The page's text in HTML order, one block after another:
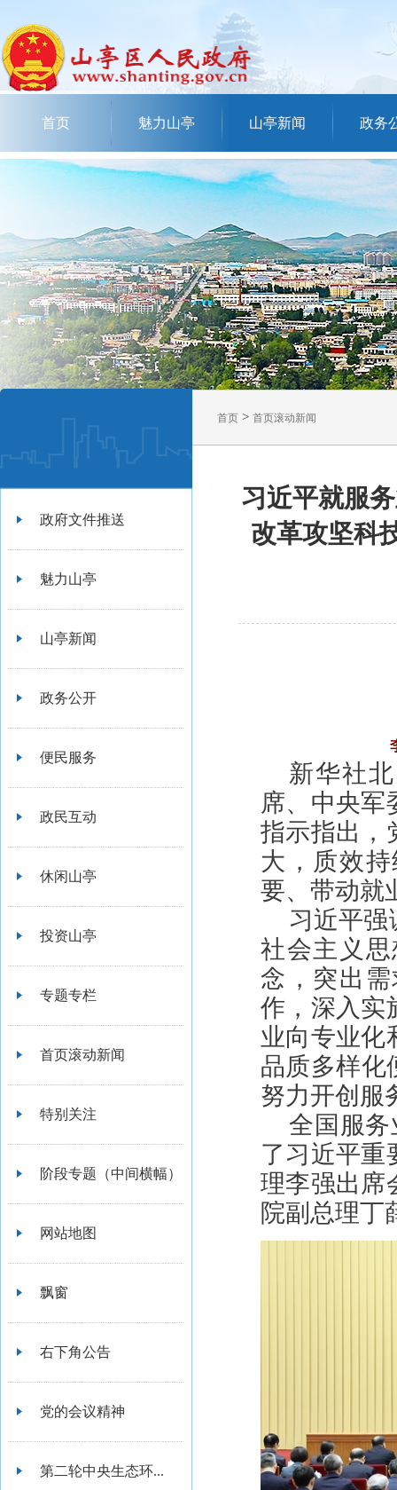
首页 魅力山亭 山亭新闻 政务
政府文件推送
魅力山亭
山亭新闻
政务公开
便民服务
政民互动
休闲山亭
投资山亭
专题专栏
首页滚动新闻
特别关注
阶段专题（中间横幅）
网站地图
飘窗
右下角公告
党的会议精神
第二轮中央生态环...
首页 > 首页滚动新闻
习近平就服
改革攻坚科
新华社
席、中央军
指示指出，
大，质效
要、带动就
习近平
社会主义
念，突出
作，深入实
业向专业化
品质多样化
努力开创服
全国服
了习近平重
理李强出席
院副总理丁